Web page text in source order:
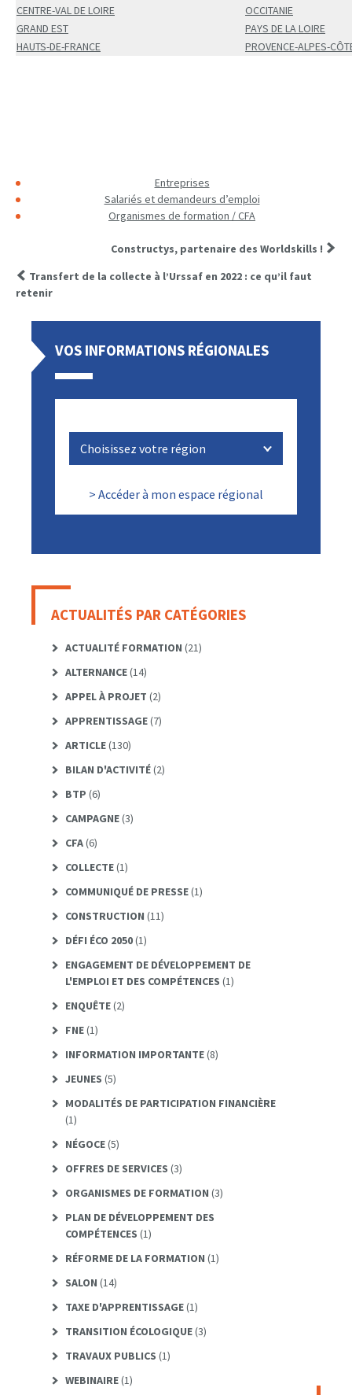
CENTRE-VAL DE LOIRE
OCCITANIE
GRAND EST
PAYS DE LA LOIRE
HAUTS-DE-FRANCE
PROVENCE-ALPES-
Entreprises
Salariés et demandeurs d’emploi
Organismes de formation / CFA
Constructys, partenaire des Worldskills !
Transfert de la collecte à l’Urssaf en 2022 : ce qu’il faut
retenir
VOS INFORMATIONS RÉGIONALES
> Accéder à mon espace régional
ACTUALITÉS PAR CATÉGORIES
ACTUALITÉ FORMATION (21)
ALTERNANCE(14)
APPEL À PROJET (2)
APPRENTISSAGE(7)
ARTICLE(130)
BILAN D'ACTIVITÉ(2)
BTP (6)
CAMPAGNE(3)
CFA(6)
COLLECTE(1)
COMMUNIQUÉ DE PRESSE(1)
CONSTRUCTION (11)
DÉFI ÉCO 2050(1)
ENGAGEMENT DE DÉVELOPPEMENT DE
L'EMPLOI ET DES COMPÉTENCES (1)
ENQUÊTE(2)
FNE(1)
INFORMATION IMPORTANTE(8)
JEUNES (5)
MODALITÉS DE PARTICIPATION FINANCIÈRE
(1)
NÉGOCE(5)
OFFRES DE SERVICES (3)
ORGANISMES DE FORMATION (3)
PLAN DE DÉVELOPPEMENT DES
COMPÉTENCES (1)
RÉFORME DE LA FORMATION (1)
SALON (14)
TAXE D'APPRENTISSAGE(1)
TRANSITION ÉCOLOGIQUE(3)
TRAVAUX PUBLICS (1)
WEBINAIRE(1)